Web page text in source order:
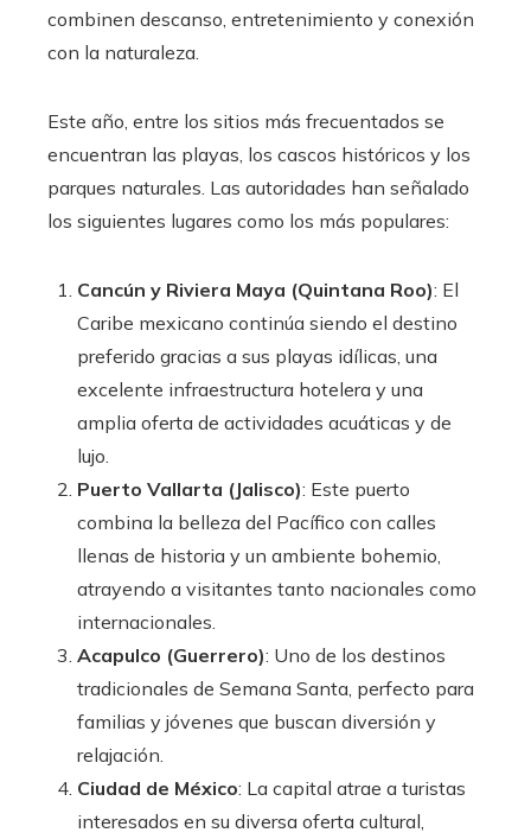
combinen descanso, entretenimiento y conexión
con la naturaleza.
Este año, entre los sitios más frecuentados se
encuentran las playas, los cascos históricos y los
parques naturales. Las autoridades han señalado
los siguientes lugares como los más populares:
Cancún y Riviera Maya (Quintana Roo): El
Caribe mexicano continúa siendo el destino
preferido gracias a sus playas idílicas, una
excelente infraestructura hotelera y una
amplia oferta de actividades acuáticas y de
lujo.
Puerto Vallarta (Jalisco): Este puerto
combina la belleza del Pacífico con calles
llenas de historia y un ambiente bohemio,
atrayendo a visitantes tanto nacionales como
internacionales.
Acapulco (Guerrero): Uno de los destinos
tradicionales de Semana Santa, perfecto para
familias y jóvenes que buscan diversión y
relajación.
Ciudad de México: La capital atrae a turistas
interesados en su diversa oferta cultural,